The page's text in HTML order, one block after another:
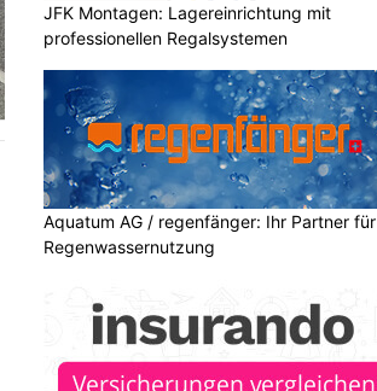
JFK Montagen: Lagereinrichtung mit
professionellen Regalsystemen
Aquatum AG / regenfänger: Ihr Partner für
Regenwassernutzung